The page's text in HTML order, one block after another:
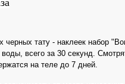
черных тату - наклеек набор
всего за 30 секунд.
на теле до 7 дней.